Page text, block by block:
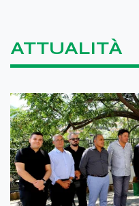
ATTUALITÀ